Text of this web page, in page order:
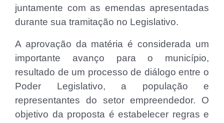
juntamente com as emendas apresentadas
durante sua tramitação no Legislativo.
A aprovação da matéria é considerada um
importante avanço para o município,
resultado de um processo de diálogo entre o
Poder Legislativo, a população e
representantes do setor empreendedor. O
objetivo da proposta é estabelecer regras e